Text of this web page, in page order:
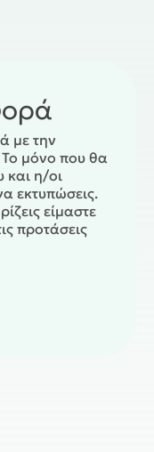
με την
Το μόνο που θα
και η/οι
εκτυπώσεις.
είμαστε
προτάσεις